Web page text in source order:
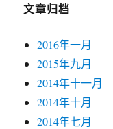
文章归档
2016年一月
2015年九月
2014年十一月
2014年十月
2014年七月